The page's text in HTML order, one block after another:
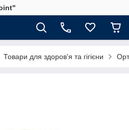
Товари для здоров'я та гігієни